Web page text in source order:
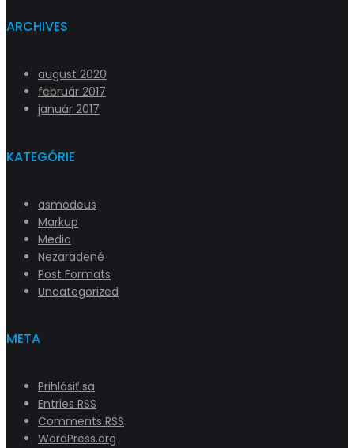
ARCHIVES
august 2020
február 2017
január 2017
KATEGÓRIE
asmodeus
Markup
Media
Nezaradené
Post Formats
Uncategorized
META
Prihlásiť sa
Entries RSS
Comments RSS
WordPress.org